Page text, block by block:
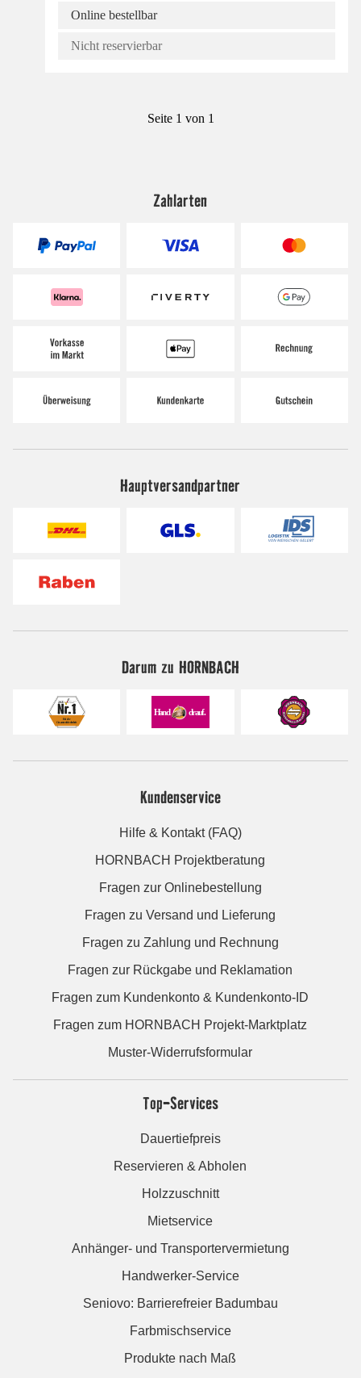
Online bestellbar
Nicht reservierbar
Seite 1 von 1
Zahlarten
Hauptversandpartner
Darum zu HORNBACH
Kundenservice
Hilfe & Kontakt (FAQ)
HORNBACH Projektberatung
Fragen zur Onlinebestellung
Fragen zu Versand und Lieferung
Fragen zu Zahlung und Rechnung
Fragen zur Rückgabe und Reklamation
Fragen zum Kundenkonto & Kundenkonto-ID
Fragen zum HORNBACH Projekt-Marktplatz
Muster-Widerrufsformular
Top-Services
Dauertiefpreis
Reservieren & Abholen
Holzzuschnitt
Mietservice
Anhänger- und Transportervermietung
Handwerker-Service
Seniovo: Barrierefreier Badumbau
Farbmischservice
Produkte nach Maß